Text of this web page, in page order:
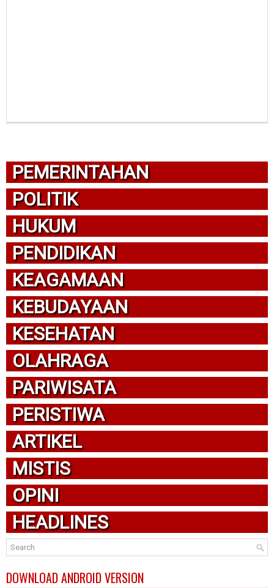
PEMERINTAHAN
POLITIK
HUKUM
PENDIDIKAN
KEAGAMAAN
KEBUDAYAAN
KESEHATAN
OLAHRAGA
PARIWISATA
PERISTIWA
ARTIKEL
MISTIS
OPINI
HEADLINES
DOWNLOAD ANDROID VERSION